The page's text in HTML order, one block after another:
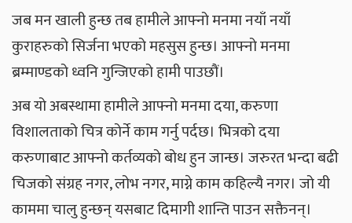
जब मन खाली हुन्छ तब हामीले आफ्नो मनमा नयाँ नयाँ
कुराहरुको सिर्जना भएको महसुस हुन्छ। आफ्नो मनमा
ब्रम्माण्डको ध्वनि गुन्जिएको हामी पाउछौं।
अब यो अबस्थामा हामीले आफ्नो मनमा दया, करुणा
विशालताको चित्र कोर्ने काम गर्नु पर्दछ। भित्रको दया
करुणाबाट आफ्नो कर्तव्यको बोध हुन जान्छ। जरुरत भन्दा बढी
चिजको संग्रह नगर, लोभ नगर, माग्ने काम कहिल्यै नगर। जो यी
काममा चालु हुन्छन् यसबाट दिमागी शान्ति पाउन सक्तैनन्।